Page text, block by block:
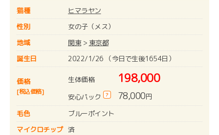
猫種
ヒマラヤン
性別
女の子（メス）
地域
関東> 東京都
誕生日
2022/1/26 （今日で生後1654日）
価格
[税込価格]
生体価格 198,000
安心パック ? 78,000円
毛色
ブルーポイント
マイクロチップ 済